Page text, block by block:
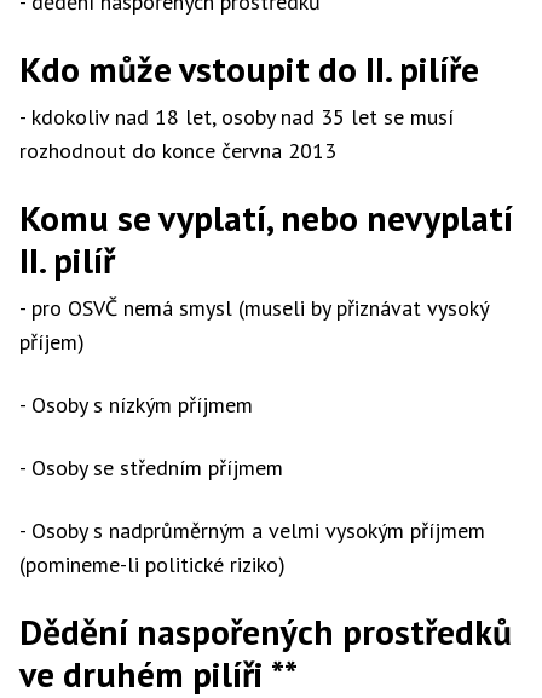
Kdo může vstoupit do II. pilíře
- kdokoliv nad 18 let, osoby nad 35 let se musí
rozhodnout do konce června 2013
Komu se vyplatí, nebo nevyplatí
II. pilíř
- pro OSVČ nemá smysl (museli by přiznávat vysoký
příjem)
- Osoby s nízkým příjmem
- Osoby se středním příjmem
- Osoby s nadprůměrným a velmi vysokým příjmem
(pomineme-li politické riziko)
Dědění naspořených prostředků
ve druhém pilíři **